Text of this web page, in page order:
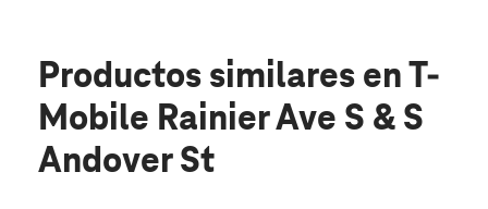
Productos similares en T-
Mobile Rainier Ave S & S
Andover St